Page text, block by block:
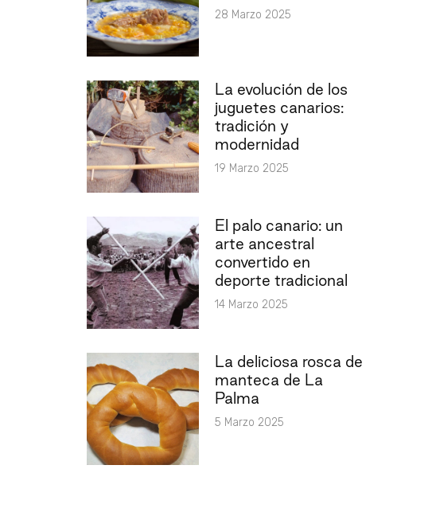
28 Marzo 2025
La evolución de los
juguetes canarios:
tradición y
modernidad
19 Marzo 2025
El palo canario: un
arte ancestral
convertido en
deporte tradicional
14 Marzo 2025
La deliciosa rosca de
manteca de La
Palma
5 Marzo 2025